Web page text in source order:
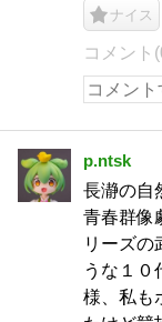
ナイス
コメント
p.ntsk
長瀞の自
青春群像
リーズの
うな１０
様、私も